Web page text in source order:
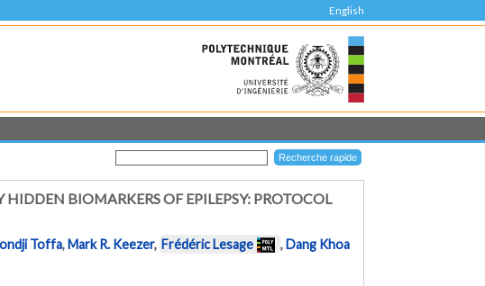
English
BIOMARKERS OF EPILEPSY: PROTOCOL
Toffa,Mark R. Keezer, Frédéric Lesage ,Dang Khoa